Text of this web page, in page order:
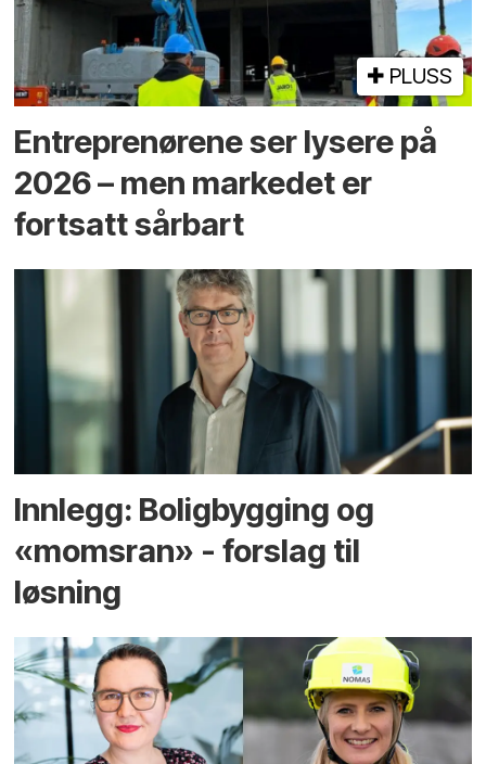
PLUSS
Entreprenørene ser lysere på
2026 – men markedet er
fortsatt sårbart
Innlegg: Boligbygging og
«momsran» - forslag til
løsning